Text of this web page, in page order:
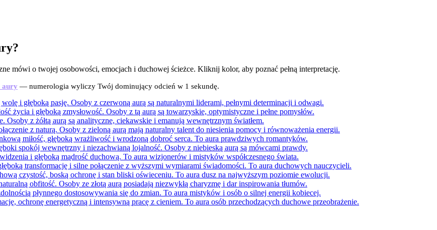
mówi o twojej osobowości, emocjach i duchowej ścieżce. Kliknij kolor, aby poznać pełną interpretację.
aury — numerologia wyliczy Twój dominujący odcień w 1 sekundę.
i głęboką pasję. Osoby z czerwoną aurą są naturalnymi liderami, pełnymi determinacji i odwagi.
życia i głęboką zmysłowość. Osoby z tą aurą są towarzyskie, optymistyczne i pełne pomysłów.
z żółtą aurą są analityczne, ciekawskie i emanują wewnętrznym światłem.
z naturą. Osoby z zieloną aurą mają naturalny talent do niesienia pomocy i równoważenia energii.
miłość, głęboką wrażliwość i wrodzoną dobroć serca. To aura prawdziwych romantyków.
spokój wewnętrzny i niezachwianą lojalność. Osoby z niebieską aurą są mówcami prawdy.
i głęboką mądrość duchową. To aura wizjonerów i mistyków współczesnego świata.
transformację i silne połączenie z wyższymi wymiarami świadomości. To aura duchowych nauczycieli.
czystość, boską ochronę i stan bliski oświeceniu. To aura dusz na najwyższym poziomie ewolucji.
obfitość. Osoby ze złotą aurą posiadają niezwykłą charyzmę i dar inspirowania tłumów.
płynnego dostosowywania się do zmian. To aura mistyków i osób o silnej energii kobiecej.
ochronę energetyczną i intensywną pracę z cieniem. To aura osób przechodzących duchowe przeobrażenie.